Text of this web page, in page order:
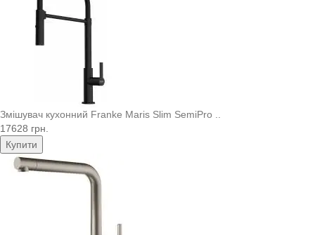
Змішувач кухонний Franke Maris Slim SemiPro ..
17628 грн.
Купити